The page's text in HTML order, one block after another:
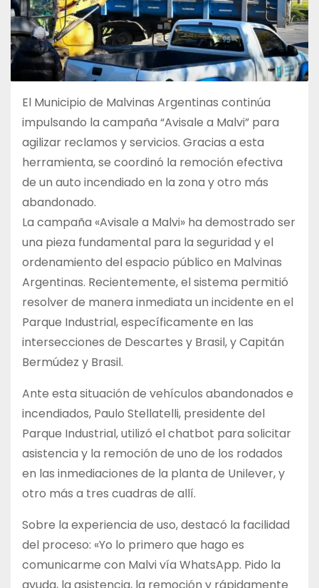
El Municipio de Malvinas Argentinas continúa
impulsando la campaña “Avisale a Malvi” para
agilizar reclamos y servicios. Gracias a esta
herramienta, se coordinó la remoción efectiva
de un auto incendiado en la zona y otro más
abandonado.
La campaña «Avisale a Malvi» ha demostrado ser
una pieza fundamental para la seguridad y el
ordenamiento del espacio público en Malvinas
Argentinas. Recientemente, el sistema permitió
resolver de manera inmediata un incidente en el
Parque Industrial, específicamente en las
intersecciones de Descartes y Brasil, y Capitán
Bermúdez y Brasil.
Ante esta situación de vehículos abandonados e
incendiados, Paulo Stellatelli, presidente del
Parque Industrial, utilizó el chatbot para solicitar
asistencia y la remoción de uno de los rodados
en las inmediaciones de la planta de Unilever, y
otro más a tres cuadras de allí.
Sobre la experiencia de uso, destacó la facilidad
del proceso: «Yo lo primero que hago es
comunicarme con Malvi vía WhatsApp. Pido la
ayuda, la asistencia, la remoción y rápidamente